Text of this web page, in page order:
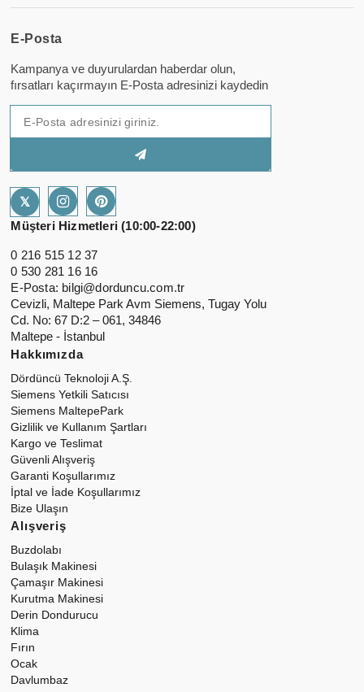
E-Posta
Kampanya ve duyurulardan haberdar olun,
fırsatları kaçırmayın E-Posta adresinizi kaydedin
𝕏
Müşteri Hizmetleri (10:00-22:00)
0 216 515 12 37
0 530 281 16 16
E-Posta: bilgi@dorduncu.com.tr
Cevizli, Maltepe Park Avm Siemens, Tugay Yolu
Cd. No: 67 D:2 – 061, 34846
Maltepe - İstanbul
Hakkımızda
Dördüncü Teknoloji A.Ş.
Siemens Yetkili Satıcısı
Siemens MaltepePark
Gizlilik ve Kullanım Şartları
Kargo ve Teslimat
Güvenli Alışveriş
Garanti Koşullarımız
İptal ve İade Koşullarımız
Bize Ulaşın
Alışveriş
Buzdolabı
Bulaşık Makinesi
Çamaşır Makinesi
Kurutma Makinesi
Derin Dondurucu
Klima
Fırın
Ocak
Davlumbaz